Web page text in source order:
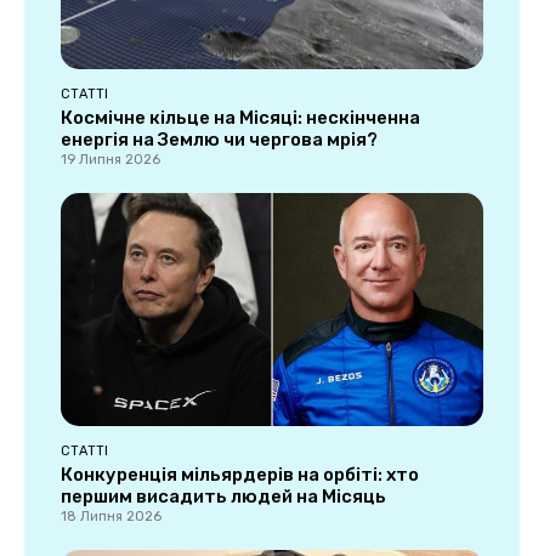
СТАТТІ
Космічне кільце на Місяці: нескінченна
енергія на Землю чи чергова мрія?
19 Липня 2026
СТАТТІ
Конкуренція мільярдерів на орбіті: хто
першим висадить людей на Місяць
18 Липня 2026